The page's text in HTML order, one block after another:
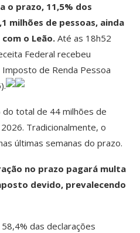
o prazo, 11,5% dos
milhões de pessoas, ainda
o Leão. Até as 18h52
Federal recebeu
de Renda Pessoa
do total de 44 milhões de
Tradicionalmente, o
últimas semanas do prazo.
no prazo pagará multa
devido, prevalecendo
das declarações